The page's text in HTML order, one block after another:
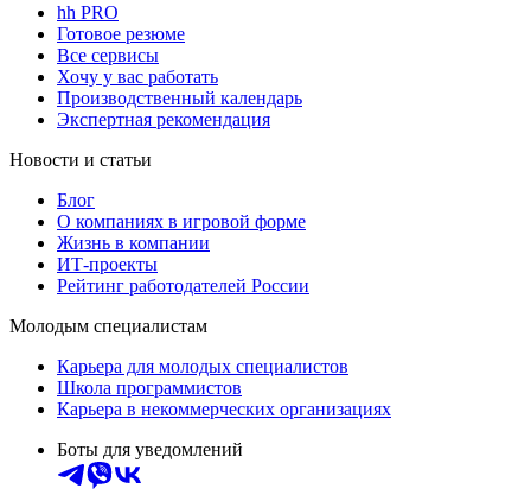
hh PRO
Готовое резюме
Все сервисы
Хочу у вас работать
Производственный календарь
Экспертная рекомендация
Новости и статьи
Блог
О компаниях в игровой форме
Жизнь в компании
ИТ-проекты
Рейтинг работодателей России
Молодым специалистам
Карьера для молодых специалистов
Школа программистов
Карьера в некоммерческих организациях
Боты для уведомлений